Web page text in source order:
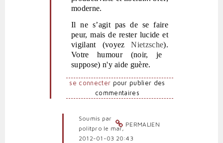
moderne.
Il ne s’agit pas de se faire
peur, mais de rester lucide et
vigilant (voyezNietzsche).
Votre humour (noir, je
suppose) n'y aide guère.
se connecter pour publier des
commentaires
PERMALIEN
Soumis par
politpro le mar,
2012-01-03 20:43